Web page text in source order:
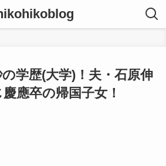
学歴(大学)！夫・石原伸
應卒の帰国子女！